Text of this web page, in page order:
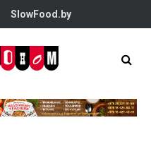
SlowFood.by